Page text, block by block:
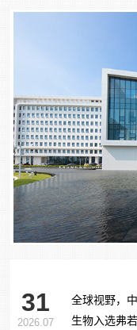
31
2026.07
全球视野，
生物入选弗